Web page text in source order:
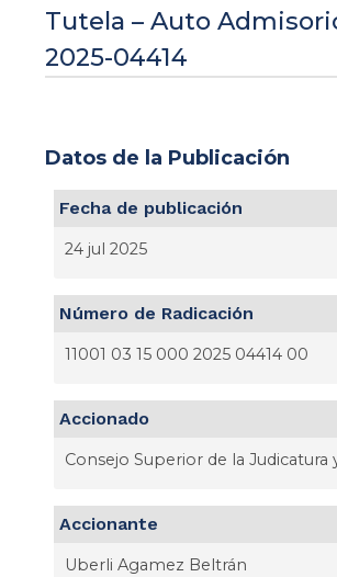
Tutela – Auto
2025-04414
Datos de la Publicación
Fecha de publicación
24 jul 2025
Número de Radicación
11001 03 15 000 2025 04414 00
Accionado
Consejo Superior de la Judicatura
Accionante
Uberli Agamez Beltrán